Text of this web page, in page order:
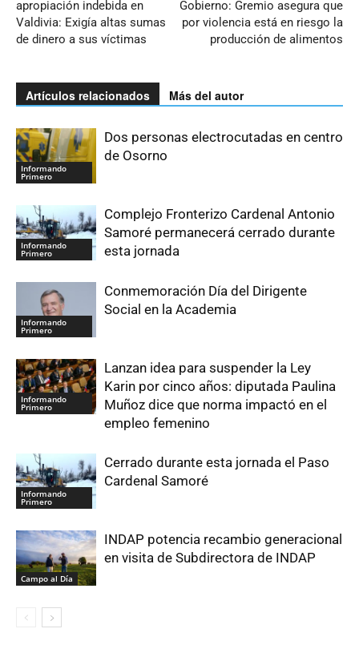
apropiación indebida en
Valdivia: Exigía altas sumas
de dinero a sus víctimas
Gobierno: Gremio asegura que
por violencia está en riesgo la
producción de alimentos
Artículos relacionados Más del autor
Informando
Primero
Dos personas electrocutadas en centro
de Osorno
Informando
Primero
Complejo Fronterizo Cardenal Antonio
Samoré permanecerá cerrado durante
esta jornada
Informando
Primero
Conmemoración Día del Dirigente
Social en la Academia
Informando
Primero
Lanzan idea para suspender la Ley
Karin por cinco años: diputada Paulina
Muñoz dice que norma impactó en el
empleo femenino
Informando
Primero
Cerrado durante esta jornada el Paso
Cardenal Samoré
Campo al Día
INDAP potencia recambio generacional
en visita de Subdirectora de INDAP